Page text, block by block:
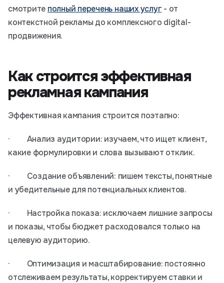
смотрите полный перечень наших услуг - от
контекстной рекламы до комплексного digital-
продвижения.
Как строится эффективная
рекламная кампания
Эффективная кампания строится поэтапно:
· Анализ аудитории: изучаем, что ищет клиент,
какие формулировки и слова вызывают отклик.
· Создание объявлений: пишем тексты, понятные
и убедительные для потенциальных клиентов.
· Настройка показа: исключаем лишние запросы
и показы, чтобы бюджет расходовался только на
целевую аудиторию.
· Оптимизация и масштабирование: постоянно
отслеживаем результаты, корректируем ставки и